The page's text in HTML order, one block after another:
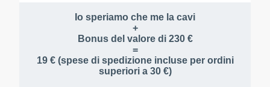
Io speriamo che me la cavi
+
Bonus del valore di 230 €
=
19 € (spese di spedizione incluse per ordini
superiori a 30 €)